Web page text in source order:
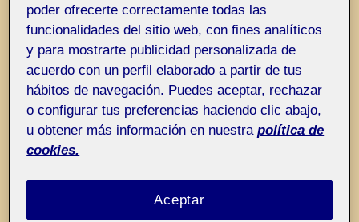
poder ofrecerte correctamente todas las
funcionalidades del sitio web, con fines analíticos
y para mostrarte publicidad personalizada de
acuerdo con un perfil elaborado a partir de tus
hábitos de navegación. Puedes aceptar, rechazar
o configurar tus preferencias haciendo clic abajo,
u obtener más información en nuestra política de
cookies.
Aceptar